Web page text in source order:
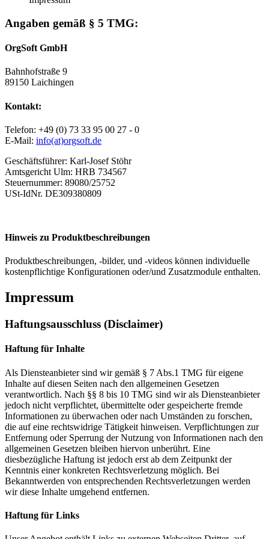
Angaben gemäß § 5 TMG:
OrgSoft GmbH
Bahnhofstraße 9
89150 Laichingen
Kontakt:
Telefon: +49 (0) 73 33 95 00 27 - 0
E-Mail: info(at)orgsoft.de
Geschäftsführer: Karl-Josef Stöhr
Amtsgericht Ulm: HRB 734567
Steuernummer: 89080/25752
USt-IdNr. DE309380809
Hinweis zu Produktbeschreibungen
Produktbeschreibungen, -bilder, und -videos können individuelle
kostenpflichtige Konfigurationen oder/und Zusatzmodule enthalten.
Impressum
Haftungsausschluss (Disclaimer)
Haftung für Inhalte
Als Diensteanbieter sind wir gemäß § 7 Abs.1 TMG für eigene
Inhalte auf diesen Seiten nach den allgemeinen Gesetzen
verantwortlich. Nach §§ 8 bis 10 TMG sind wir als Diensteanbieter
jedoch nicht verpflichtet, übermittelte oder gespeicherte fremde
Informationen zu überwachen oder nach Umständen zu forschen,
die auf eine rechtswidrige Tätigkeit hinweisen. Verpflichtungen zur
Entfernung oder Sperrung der Nutzung von Informationen nach den
allgemeinen Gesetzen bleiben hiervon unberührt. Eine
diesbezügliche Haftung ist jedoch erst ab dem Zeitpunkt der
Kenntnis einer konkreten Rechtsverletzung möglich. Bei
Bekanntwerden von entsprechenden Rechtsverletzungen werden
wir diese Inhalte umgehend entfernen.
Haftung für Links